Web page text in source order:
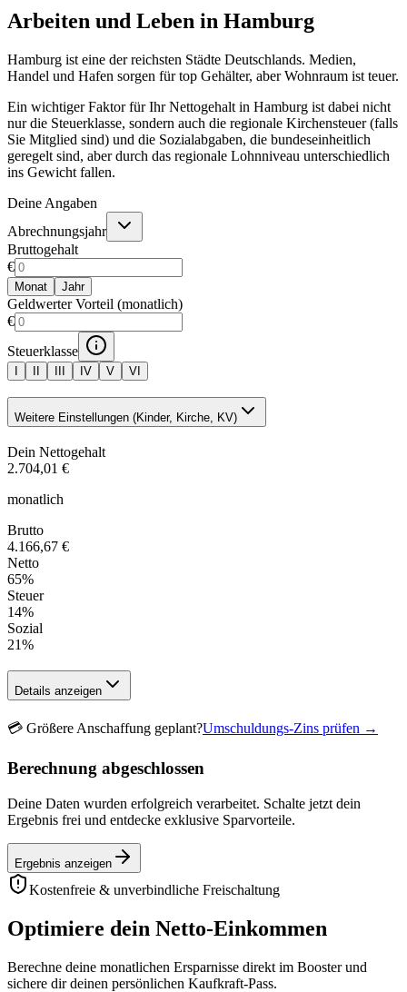
Arbeiten und Leben in Hamburg
Hamburg ist eine der reichsten Städte Deutschlands. Medien,
Handel und Hafen sorgen für top Gehälter, aber Wohnraum ist teuer.
Ein wichtiger Faktor für Ihr Nettogehalt in Hamburg ist dabei nicht
nur die Steuerklasse, sondern auch die regionale Kirchensteuer (falls
Sie Mitglied sind) und die Sozialabgaben, die bundeseinheitlich
geregelt sind, aber durch das regionale Lohnniveau unterschiedlich
ins Gewicht fallen.
Deine Angaben
Abrechnungsjahr
Bruttogehalt
€
Monat Jahr
Geldwerter Vorteil (monatlich)
€
Steuerklasse
I II III IV V VI
Weitere Einstellungen (Kinder, Kirche, KV)
Dein Nettogehalt
2.704,01 €
monatlich
Brutto
4.166,67 €
Netto
65%
Steuer
14%
Sozial
21%
Details anzeigen
💳 Größere Anschaffung geplant?Umschuldungs-Zins prüfen →
Berechnung abgeschlossen
Deine Daten wurden erfolgreich verarbeitet. Schalte jetzt dein
Ergebnis frei und entdecke exklusive Sparvorteile.
Ergebnis anzeigen
Kostenfreie & unverbindliche Freischaltung
Optimiere dein Netto-Einkommen
Berechne deine monatlichen Ersparnisse direkt im Booster und
sichere dir deinen persönlichen Kaufkraft-Pass.